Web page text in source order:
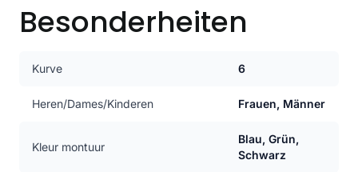
Besonderheiten
Kurve 6
Heren/Dames/Kinderen Frauen, Männer
Kleur montuur
Blau, Grün,
Schwarz